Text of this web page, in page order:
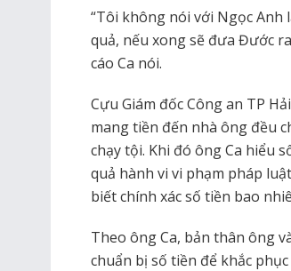
“Tôi không nói với Ngọc Anh
quả, nếu xong sẽ đưa Đước
cáo Ca nói.
Cựu Giám đốc Công an TP
mang tiền đến nhà ông đều
chạy tội. Khi đó ông Ca hiểu
quả hành vi vi phạm pháp
biết chính xác số tiền bao
Theo ông Ca, bản thân ông
chuẩn bị số tiền để khắc